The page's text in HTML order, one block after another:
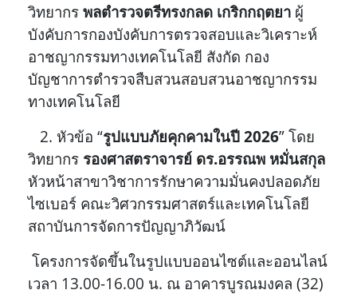
วิทยากร พลตำรวจตรีทรงกลด เกริกกฤตยา ผู้
บังคับการกองบังคับการตรวจสอบและวิเคราะห์
อาชญากรรมทางเทคโนโลยี สังกัด กอง
บัญชาการตำรวจสืบสวนสอบสวนอาชญากรรม
ทางเทคโนโลยี
2. หัวข้อ “รูปแบบภัยคุกคามในปี 2026” โดย
วิทยากร รองศาสตราจารย์ ดร.อรรณพ หมั่นสกุล
หัวหน้าสาขาวิชาการรักษาความมั่นคงปลอดภัย
ไซเบอร์ คณะวิศวกรรมศาสตร์และเทคโนโลยี
สถาบันการจัดการปัญญาภิวัฒน์
โครงการจัดขึ้นในรูปแบบออนไซต์และออนไลน์
เวลา 13.00-16.00 น. ณ อาคารบูรณมงคล (32)